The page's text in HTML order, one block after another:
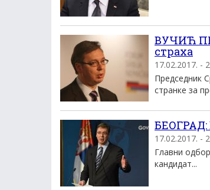
ВУЧИЋ
страха
17.02.2017. -
Председник
странке за
БЕОГРАД:
17.02.2017. -
Главни
кандидат...